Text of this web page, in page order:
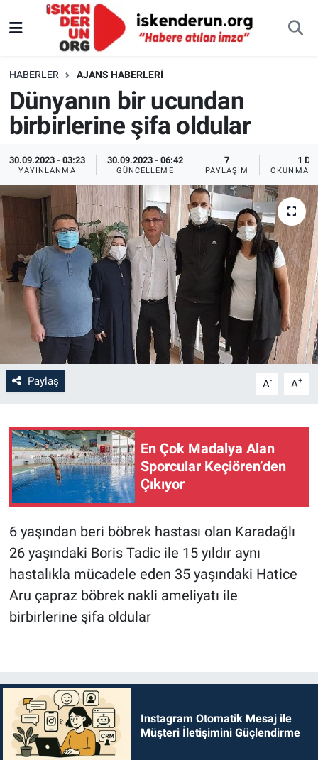
HABERLER AJANS HABERLERI
Dünyanın bir ucundan
birbirlerine şifa oldular
30.09.2023 - 03:23
YAYINLANMA
30.09.2023 - 06:42
GÜNCELLEME
7
PAYLAŞIM
1 DK
OKUNMA
Paylaş A- A+
En Çok Madalya Alan
Sporcular Keçiören’den
Çıkıyor
6 yaşından beri böbrek hastası olan Karadağlı
26 yaşındaki Boris Tadic ile 15 yıldır aynı
hastalıkla mücadele eden 35 yaşındaki Hatice
Aru çapraz böbrek nakli ameliyatı ile
birbirlerine şifa oldular
Instagram Otomatik Mesaj ile
Müşteri İletişimini Güçlendirme